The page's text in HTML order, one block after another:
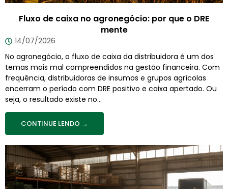
Fluxo de caixa no agronegócio: por que o DRE
mente
14/07/2026
No agronegócio, o fluxo de caixa da distribuidora é um dos
temas mais mal compreendidos na gestão financeira. Com
frequência, distribuidoras de insumos e grupos agrícolas
encerram o período com DRE positivo e caixa apertado. Ou
seja, o resultado existe no...
CONTINUE LENDO →